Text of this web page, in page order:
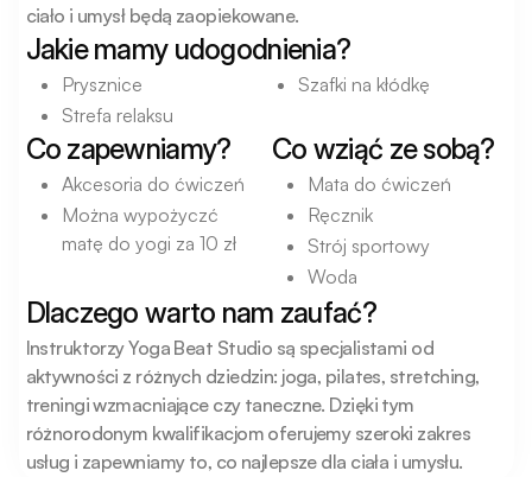
ciało i umysł będą zaopiekowane.
Jakie mamy udogodnienia?
Prysznice
Strefa relaksu
Szafki na kłódkę
Co zapewniamy?
Akcesoria do ćwiczeń
Można wypożyczć
matę do yogi za 10 zł
Co wziąć ze sobą?
Mata do ćwiczeń
Ręcznik
Strój sportowy
Woda
Dlaczego warto nam zaufać?
Instruktorzy Yoga Beat Studio są specjalistami od
aktywności z różnych dziedzin: joga, pilates, stretching,
treningi wzmacniające czy taneczne. Dzięki tym
różnorodonym kwalifikacjom oferujemy szeroki zakres
usług i zapewniamy to, co najlepsze dla ciała i umysłu.